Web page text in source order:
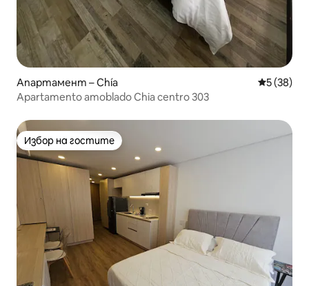
Апартамент – Chía Средна
5 (38)
Apartamento amoblado Chia centro 303
Избор на гостите
Избор на гостите